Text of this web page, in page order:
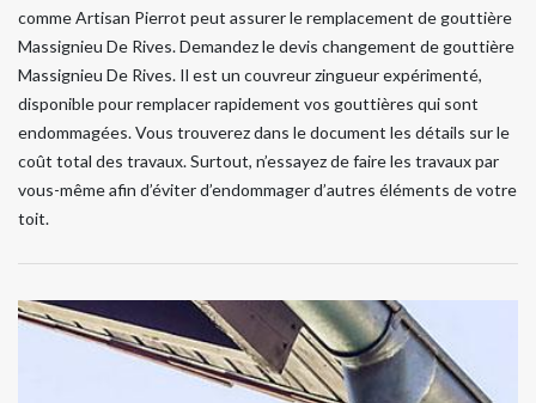
comme Artisan Pierrot peut assurer le remplacement de gouttière
Massignieu De Rives. Demandez le devis changement de gouttière
Massignieu De Rives. Il est un couvreur zingueur expérimenté,
disponible pour remplacer rapidement vos gouttières qui sont
endommagées. Vous trouverez dans le document les détails sur le
coût total des travaux. Surtout, n’essayez de faire les travaux par
vous-même afin d’éviter d’endommager d’autres éléments de votre
toit.